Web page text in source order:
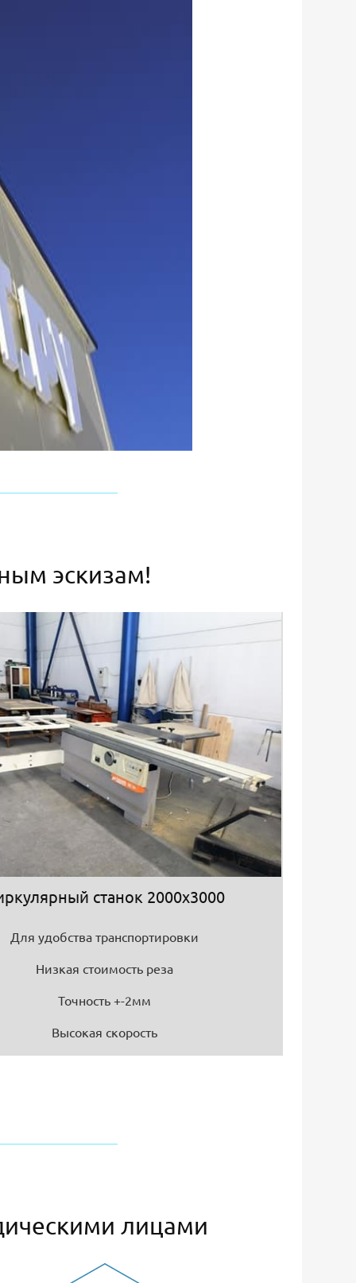
эскизам!
станок 2000х3000
Для удобства транспортировки
Низкая стоимость реза
Точность +-2мм
Высокая скорость
лицами